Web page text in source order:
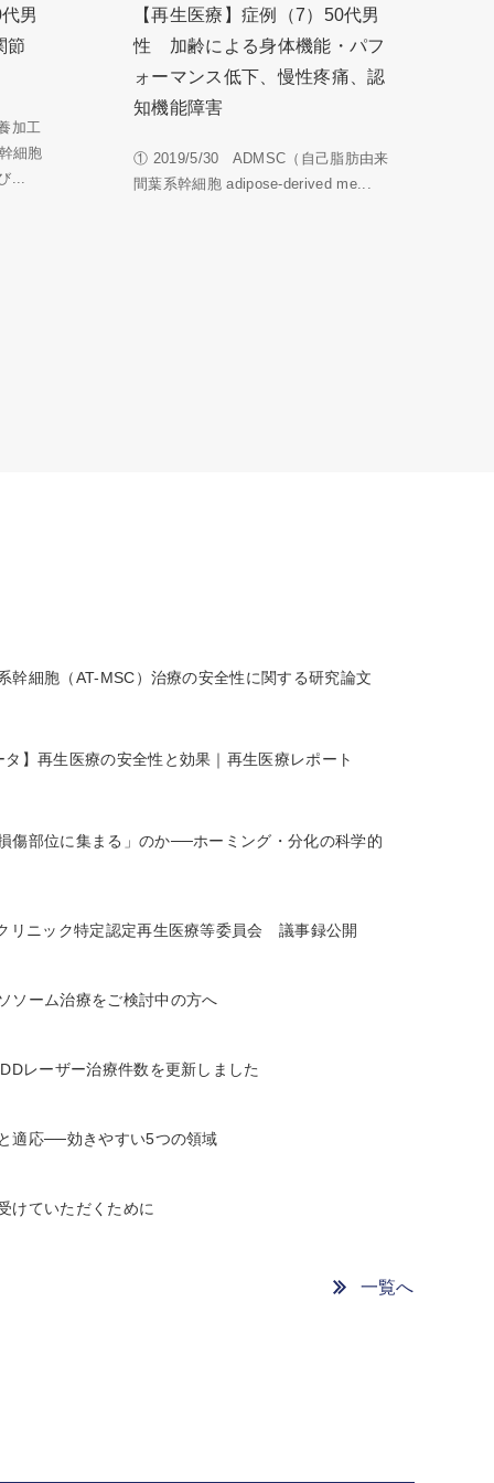
男
節
加工
細胞
...
【再生医療】症例（7）50代男
性 加齢による身体機能・パフ
ォーマンス低下、慢性疼痛、認
知機能障害
① 2019/5/30 ADMSC（自己脂肪由来
間葉系幹細胞 adipose-derived me...
幹細胞（AT-MSC）治療の安全性に関する研究論文
】再生医療の安全性と効果｜再生医療レポート
傷部位に集まる」のか──ホーミング・分化の科学的
リニック特定認定再生医療等委員会 議事録公開
ソーム治療をご検討中の方へ
レーザー治療件数を更新しました
適応──効きやすい5つの領域
けていただくために
一覧へ